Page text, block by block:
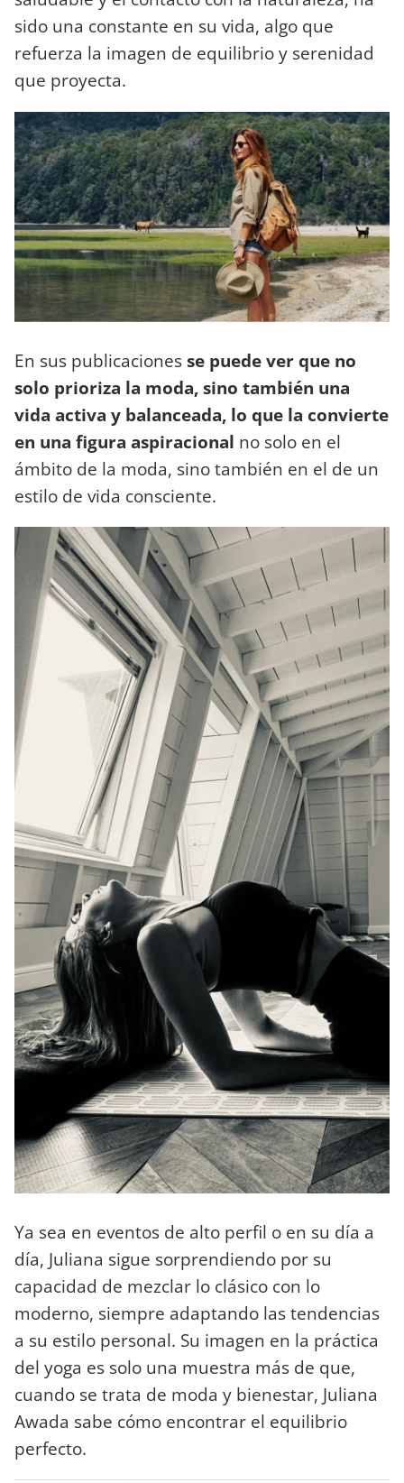
sido una constante en su vida, algo que
refuerza la imagen de equilibrio y serenidad
que proyecta.
En sus publicacionesse puede ver que no
solo prioriza la moda, sino también una
vida activa y balanceada, lo que la convierte
en una figura aspiracional no solo en el
ámbito de la moda, sino también en el de un
estilo de vida consciente.
Ya sea en eventos de alto perfil o en su día a
día, Juliana sigue sorprendiendo por su
capacidad de mezclar lo clásico con lo
moderno, siempre adaptando las tendencias
a su estilo personal. Su imagen en la práctica
del yoga es solo una muestra más de que,
cuando se trata de moda y bienestar, Juliana
Awada sabe cómo encontrar el equilibrio
perfecto.